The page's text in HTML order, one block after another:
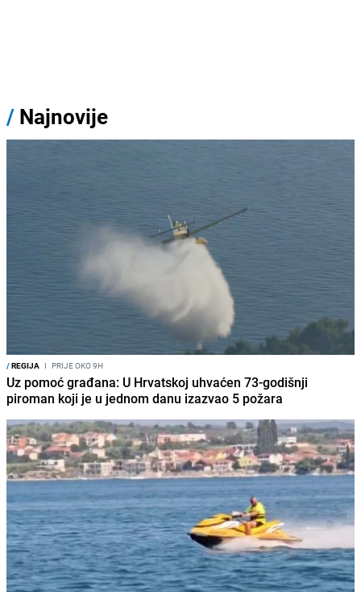
/ Najnovije
/REGIJA I PRIJE OKO 9H
Uz pomoć građana: U Hrvatskoj uhvaćen 73-godišnji
piroman koji je u jednom danu izazvao 5 požara